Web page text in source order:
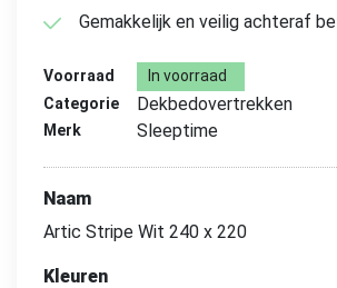
Gemakkelijk en veilig achteraf
Voorraad
In voorraad
Categorie
Dekbedovertrekken
Merk Sleeptime
Naam
Artic Stripe Wit 240 x 220
Kleuren